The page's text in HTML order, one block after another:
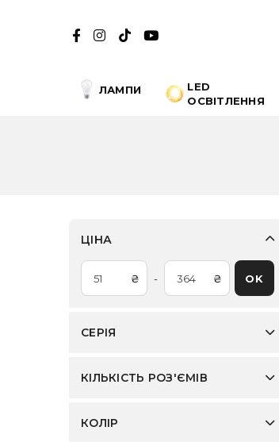
ЛАМПИ
LED
ОСВІТЛЕННЯ
ЦІНА
₴ - ₴ OK
СЕРІЯ
КІЛЬКІСТЬ РОЗ'ЄМІВ
КОЛІР